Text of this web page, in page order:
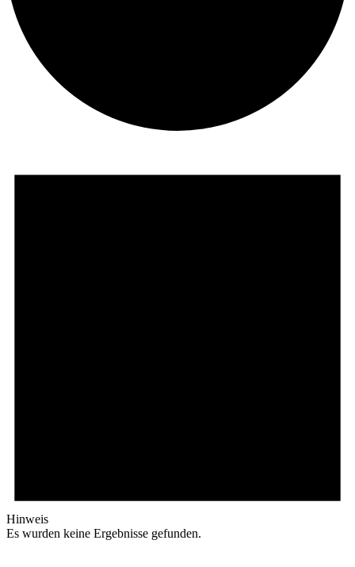
Hinweis
Es wurden keine Ergebnisse gefunden.